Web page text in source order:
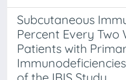
Subcutaneous
Percent Every Two
Patients with